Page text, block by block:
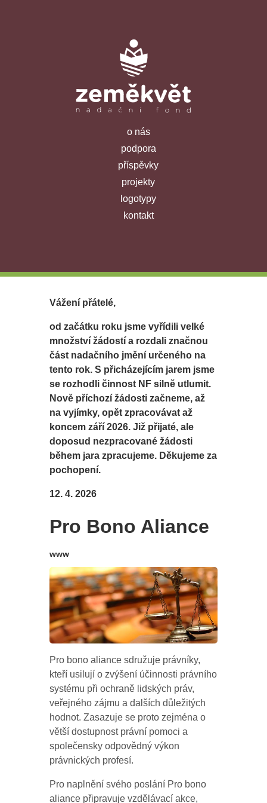
o nás
podpora
příspěvky
projekty
logotypy
kontakt
Vážení přátelé,
od začátku roku jsme vyřídili velké
množství žádostí a rozdali značnou
část nadačního jmění určeného na
tento rok. S přicházejícím jarem jsme
se rozhodli činnost NF silně utlumit.
Nově příchozí žádosti začneme, až
na vyjímky, opět zpracovávat až
koncem září 2026. Již přijaté, ale
doposud nezpracované žádosti
během jara zpracujeme. Děkujeme za
pochopení.
12. 4. 2026
Pro Bono Aliance
www
Pro bono aliance sdružuje právníky,
kteří usilují o zvýšení účinnosti právního
systému při ochraně lidských práv,
veřejného zájmu a dalších důležitých
hodnot. Zasazuje se proto zejména o
větší dostupnost právní pomoci a
společensky odpovědný výkon
právnických profesí.
Pro naplnění svého poslání Pro bono
aliance připravuje vzdělávací akce,